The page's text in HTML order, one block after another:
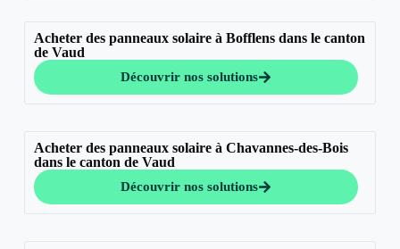
Acheter des panneaux solaire à Bofflens dans le canton
de Vaud
Découvrir nos solutions
Acheter des panneaux solaire à Chavannes-des-Bois
dans le canton de Vaud
Découvrir nos solutions